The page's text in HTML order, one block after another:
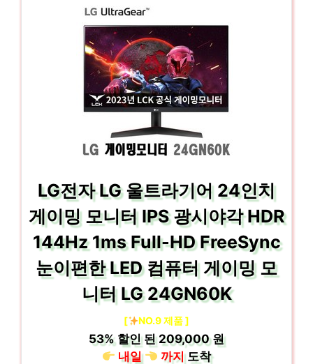
LG전자 LG 울트라기어 24인치
게이밍 모니터 IPS 광시야각 HDR
144Hz 1ms Full-HD FreeSync
눈이편한 LED 컴퓨터 게이밍 모
니터 LG 24GN60K
[ NO.9 제품 ]
53%할인 된209,000 원
내일
까지도착